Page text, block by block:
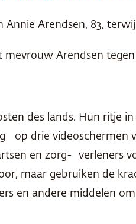
Annie Arendsen, 83,
Arendsen
des lands. Hun ritje
op drie videoschermen
en zorg- verleners
maar gebruiken de
en andere middelen